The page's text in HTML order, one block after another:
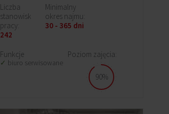
Liczba
stanowisk
pracy:
242
Minimalny
okres najmu:
30 - 365 dni
Funkcje
biuro serwisowane
Poziom zajęcia:
90%